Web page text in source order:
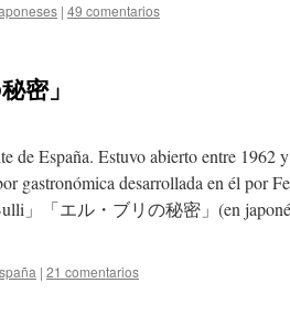
| 49 comentarios
密」
España. Estuvo abierto entre 1962
gastronómica desarrollada en él por
」「エル・ブリの秘密」(en
| 21 comentarios